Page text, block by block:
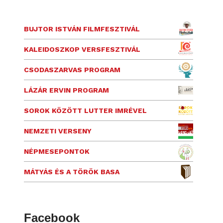
BUJTOR ISTVÁN FILMFESZTIVÁL
KALEIDOSZKOP VERSFESZTIVÁL
CSODASZARVAS PROGRAM
LÁZÁR ERVIN PROGRAM
SOROK KÖZÖTT LUTTER IMRÉVEL
NEMZETI VERSENY
NÉPMESEPONTOK
MÁTYÁS ÉS A TÖRÖK BASA
Facebook